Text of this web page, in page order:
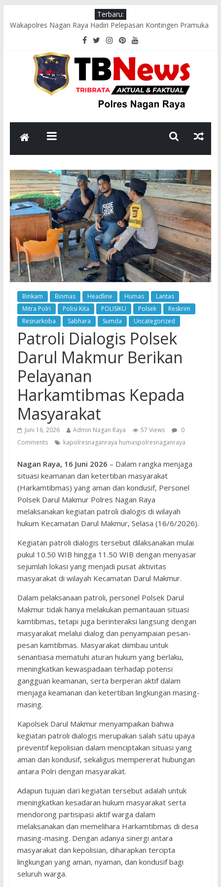
Terbaru:
Wakapolres Nagan Raya Hadiri Pelepasan Kontingen Pramuka
Menuju Cibubur di Pendopo Bupati
Polsek Seunagan Timur Gelar Pengaturan Lalu Lintas Pagi di
Lokasi Rawan Kecelakaan dan Kemacetan
Polsek Tadu Raya Sambangi Dapur MBG, Pastikan Kebersihan
dan Kelayakan Pengolahan Makanan
sambut HUT ke-81 RI, Bhabinkamtibmas Polsek Seunagan
Ajak Warga Kibarkan Bendera Merah Putih
Polsek Kuala Polres Nagan Raya Gelar Patroli dan Sosialisasi
Pencegahan Karhutla
Binkam Binmas Headline Humas
Lantas
Mitra Polri
Polisi Kita POLISIKU Polsek
Reskrim
Resnarkoba
Sabhara Sumda Uncategorized
Patroli Dialogis Polsek
Darul Makmur Berikan
Pelayanan
Harkamtibmas Kepada
Masyarakat
Juni 16, 2026 Admin Nagan Raya 57 Views
0
Comments
kapolresnaganraya humaspolresnaganraya
Nagan Raya, 16 Juni 2026 – Dalam rangka menjaga
situasi keamanan dan ketertiban masyarakat
(Harkamtibmas) yang aman dan kondusif, Personel
Polsek Darul Makmur Polres Nagan Raya
melaksanakan kegiatan patroli dialogis di wilayah
hukum Kecamatan Darul Makmur, Selasa (16/6/2026).
Kegiatan patroli dialogis tersebut dilaksanakan mulai
pukul 10.50 WIB hingga 11.50 WIB dengan menyasar
sejumlah lokasi yang menjadi pusat aktivitas
masyarakat di wilayah Kecamatan Darul Makmur.
Dalam pelaksanaan patroli, personel Polsek Darul
Makmur tidak hanya melakukan pemantauan situasi
kamtibmas, tetapi juga berinteraksi langsung dengan
masyarakat melalui dialog dan penyampaian pesan-
pesan kamtibmas. Masyarakat diimbau untuk
senantiasa mematuhi aturan hukum yang berlaku,
meningkatkan kewaspadaan terhadap potensi
gangguan keamanan, serta berperan aktif dalam
menjaga keamanan dan ketertiban lingkungan masing-
masing.
Kapolsek Darul Makmur menyampaikan bahwa
kegiatan patroli dialogis merupakan salah satu upaya
preventif kepolisian dalam menciptakan situasi yang
aman dan kondusif, sekaligus mempererat hubungan
antara Polri dengan masyarakat.
Adapun tujuan dari kegiatan tersebut adalah untuk
meningkatkan kesadaran hukum masyarakat serta
mendorong partisipasi aktif warga dalam
melaksanakan dan memelihara Harkamtibmas di desa
masing-masing. Dengan adanya sinergi antara
masyarakat dan kepolisian, diharapkan tercipta
lingkungan yang aman, nyaman, dan kondusif bagi
seluruh warga.